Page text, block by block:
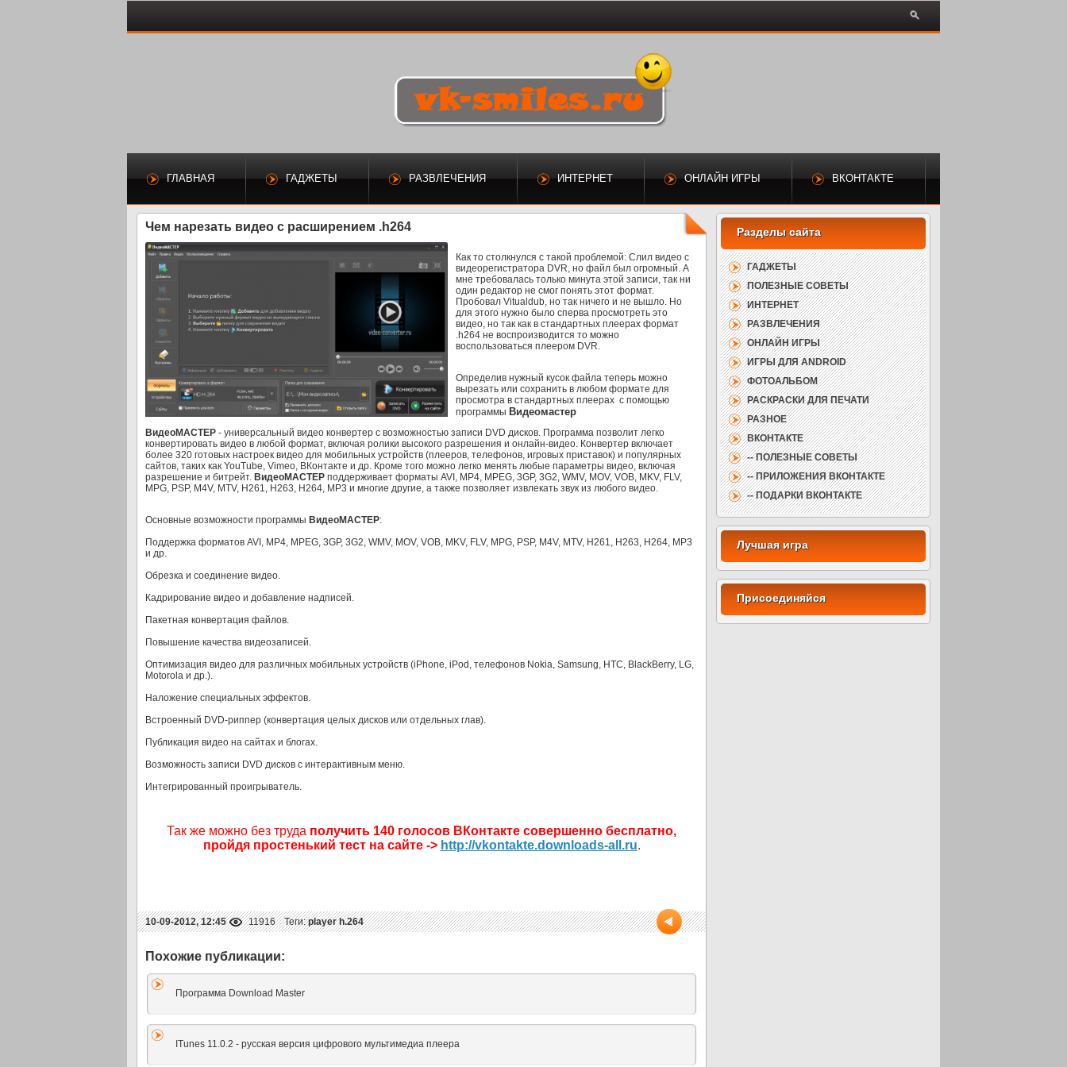
ГЛАВНАЯ ГАДЖЕТЫ РАЗВЛЕЧЕНИЯ ИНТЕРНЕТ ОНЛАЙН ИГРЫ ВКОНТАКТЕ
Чем нарезать видео с расширением .h264
Как то столкнулся с такой проблемой: Слил видео с
видеорегистратора DVR, но файл был огромный. А
мне требовалась только минута этой записи, так ни
один редактор не смог понять этот формат.
Пробовал Vitualdub, но так ничего и не вышло. Но
для этого нужно было сперва просмотреть это
видео, но так как в стандартных плеерах формат
.h264 не воспроизводится то можно
воспользоваться плеером DVR.
Определив нужный кусок файла теперь можно
вырезать или сохранить в любом формате для
просмотра в стандартных плеерах с помощью
программы Видеомастер
ВидеоМАСТЕР - универсальный видео конвертер с возможностью записи DVD дисков. Программа позволит легко
конвертировать видео в любой формат, включая ролики высокого разрешения и онлайн-видео. Конвертер включает
более 320 готовых настроек видео для мобильных устройств (плееров, телефонов, игровых приставок) и популярных
сайтов, таких как YouTube, Vimeo, ВКонтакте и др. Кроме того можно легко менять любые параметры видео, включая
разрешение и битрейт. ВидеоМАСТЕР поддерживает форматы AVI, MP4, MPEG, 3GP, 3G2, WMV, MOV, VOB, MKV, FLV,
MPG, PSP, M4V, MTV, H261, H263, H264, MP3 и многие другие, а также позволяет извлекать звук из любого видео.
Основные возможности программы ВидеоМАСТЕР:
Поддержка форматов AVI, MP4, MPEG, 3GP, 3G2, WMV, MOV, VOB, MKV, FLV, MPG, PSP, M4V, MTV, H261, H263, H264, MP3
и др.
Обрезка и соединение видео.
Кадрирование видео и добавление надписей.
Пакетная конвертация файлов.
Повышение качества видеозаписей.
Оптимизация видео для различных мобильных устройств (iPhone, iPod, телефонов Nokia, Samsung, HTC, BlackBerry, LG,
Motorola и др.).
Наложение специальных эффектов.
Встроенный DVD-риппер (конвертация целых дисков или отдельных глав).
Публикация видео на сайтах и блогах.
Возможность записи DVD дисков с интерактивным меню.
Интегрированный проигрыватель.
Так же можно без труда получить 140 голосов ВКонтакте совершенно бесплатно,
пройдя простенький тест на сайте -> http://vkontakte.downloads-all.ru.
10-09-2012, 12:45 11916 Теги:player h.264
Программа Download Master
ITunes 11.0.2 - русская версия цифрового мультимедиа плеера
ГАДЖЕТЫ
ПОЛЕЗНЫЕ СОВЕТЫ
ИНТЕРНЕТ
РАЗВЛЕЧЕНИЯ
ОНЛАЙН ИГРЫ
ИГРЫ ДЛЯ ANDROID
ФОТОАЛЬБОМ
РАСКРАСКИ ДЛЯ ПЕЧАТИ
РАЗНОЕ
ВКОНТАКТЕ
-- ПОЛЕЗНЫЕ СОВЕТЫ
-- ПРИЛОЖЕНИЯ ВКОНТАКТЕ
-- ПОДАРКИ ВКОНТАКТЕ